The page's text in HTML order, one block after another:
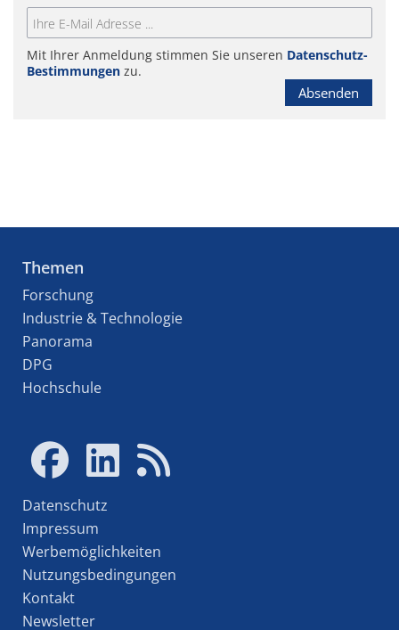
Mit Ihrer Anmeldung stimmen Sie unseren Datenschutz-
Bestimmungen zu.
Absenden
Themen
Forschung
Industrie & Technologie
Panorama
DPG
Hochschule
Datenschutz
Impressum
Werbemöglichkeiten
Nutzungsbedingungen
Kontakt
Newsletter